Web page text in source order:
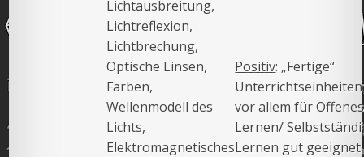
Lichtausbreitung,
Lichtreflexion,
Lichtbrechung,
Optische Linsen,
Farben,
Wellenmodell des
Lichts,
Elektromagnetisches
Positiv: „Fertige“
vor allem für Offenes
Lernen/
Lernen gut geeignet